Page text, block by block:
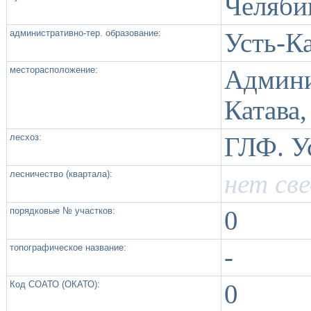
административно-тер. образование: Усть-
месторасположение:
лесхоз: ГЛФ.
лесничество (квартала): нет
порядковые № участков: 0
топографическое название: -
Код СОАТО (ОКАТО): 0